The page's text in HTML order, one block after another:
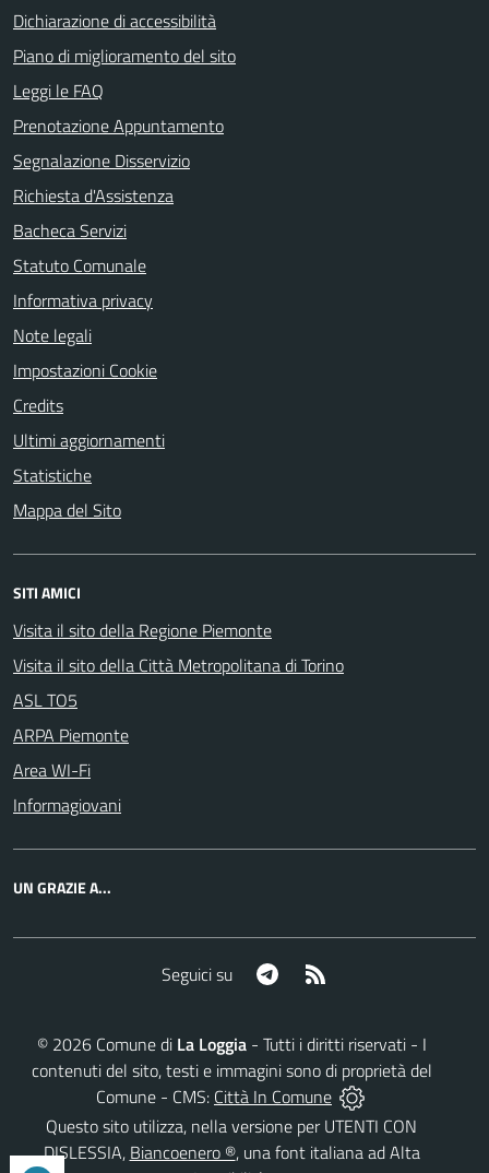
Dichiarazione di accessibilità
Piano di miglioramento del sito
Leggi le FAQ
Prenotazione Appuntamento
Segnalazione Disservizio
Richiesta d'Assistenza
Bacheca Servizi
Statuto Comunale
Informativa privacy
Note legali
Impostazioni Cookie
Credits
Ultimi aggiornamenti
Statistiche
Mappa del Sito
SITI AMICI
Visita il sito della Regione Piemonte
Visita il sito della Città Metropolitana di Torino
ASL TO5
ARPA Piemonte
Area WI-Fi
Informagiovani
UN GRAZIE A...
Seguici su Telegram
© 2026Comune di La Loggia- Tutti i diritti riservati - I
contenuti del sito, testi e immagini sono di proprietà del
Comune - CMS: Città In Comune
Questo sito utilizza, nella versione per UTENTI CON
DISLESSIA, Biancoenero ®, una font italiana ad Alta